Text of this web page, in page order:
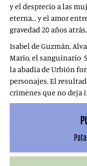
y el desprecio a las
eterna… y el amor
gravedad 20 años atrás.
Isabel de Guzmán,
Mario, el sanguinario
la abadía de Urbión
personajes. El
crímenes que no deja